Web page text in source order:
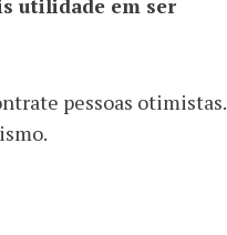
utilidade em ser
pessoas otimistas.